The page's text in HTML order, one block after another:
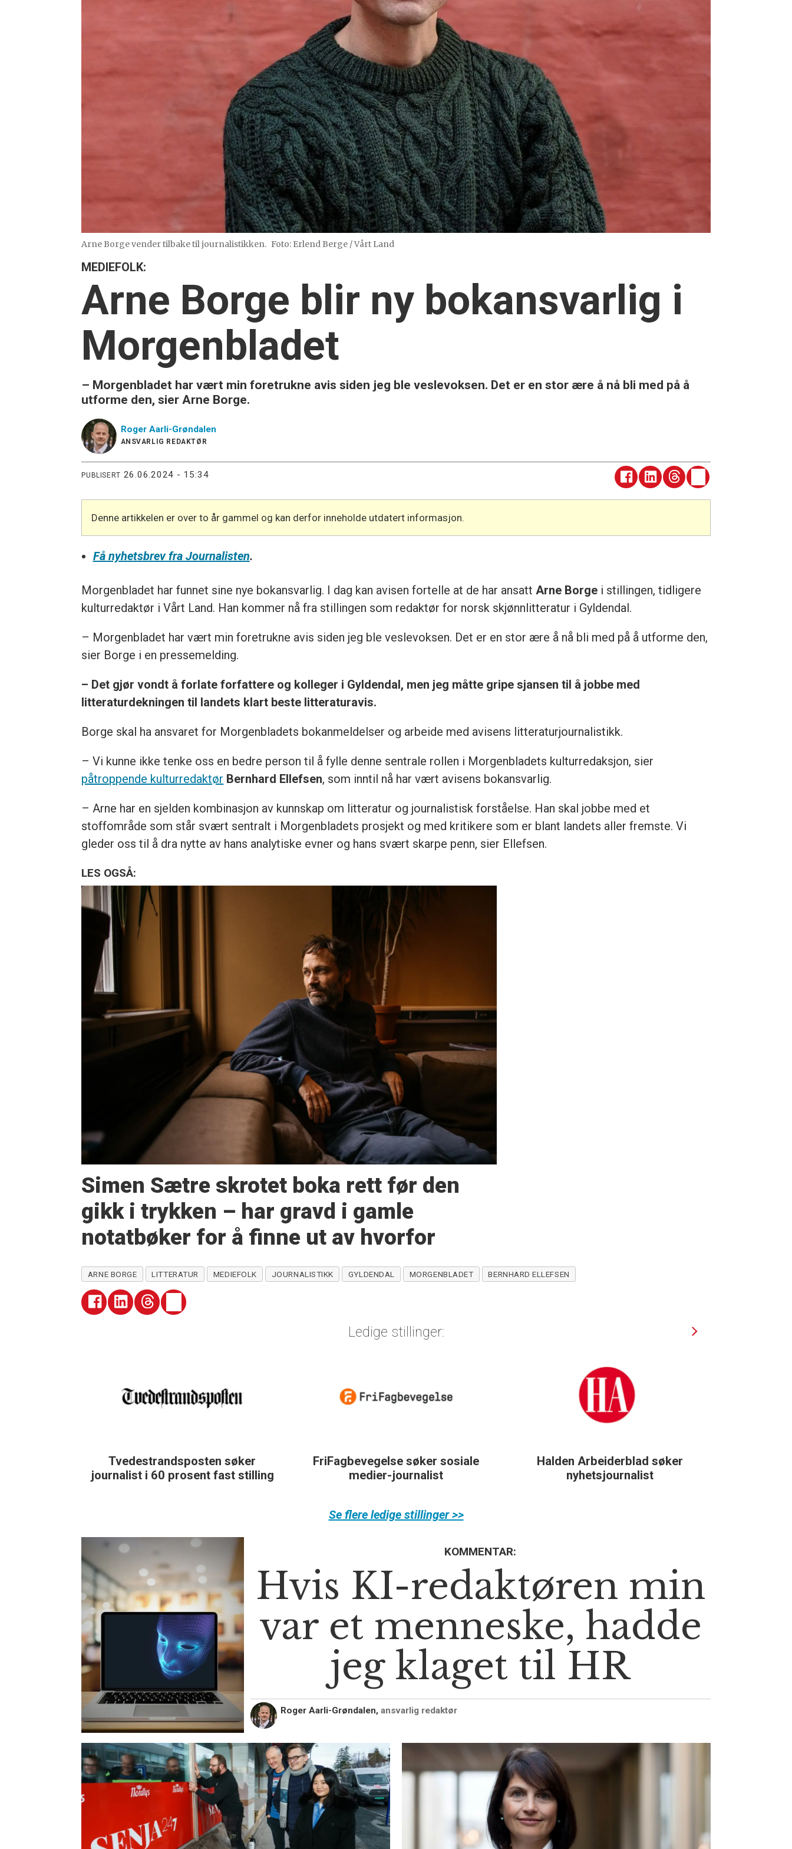
Arne Borge vender tilbake til journalistikken. Foto: Erlend Berge / Vårt Land
MEDIEFOLK:
Arne Borge blir ny bokansvarlig i
Morgenbladet
– Morgenbladet har vært min foretrukne avis siden jeg ble veslevoksen. Det er en stor ære å nå bli med på å
utforme den, sier Arne Borge.
Roger Aarli-Grøndalen
ANSVARLIG REDAKTØR
PUBLISERT 26.06.2024 - 15:34
Denne artikkelen er over to år gammel og kan derfor inneholde utdatert informasjon.
Få nyhetsbrev fra Journalisten.
Morgenbladet har funnet sine nye bokansvarlig. I dag kan avisen fortelle at de har ansattArne Borge i stillingen, tidligere
kulturredaktør i Vårt Land. Han kommer nå fra stillingen som redaktør for norsk skjønnlitteratur i Gyldendal.
– Morgenbladet har vært min foretrukne avis siden jeg ble veslevoksen. Det er en stor ære å nå bli med på å utforme den,
sier Borge i en pressemelding.
– Det gjør vondt å forlate forfattere og kolleger i Gyldendal, men jeg måtte gripe sjansen til å jobbe med
litteraturdekningen til landets klart beste litteraturavis.
Borge skal ha ansvaret for Morgenbladets bokanmeldelser og arbeide med avisens litteraturjournalistikk.
– Vi kunne ikke tenke oss en bedre person til å fylle denne sentrale rollen i Morgenbladets kulturredaksjon, sier
påtroppende kulturredaktør Bernhard Ellefsen, som inntil nå har vært avisens bokansvarlig.
– Arne har en sjelden kombinasjon av kunnskap om litteratur og journalistisk forståelse. Han skal jobbe med et
stoffområde som står svært sentralt i Morgenbladets prosjekt og med kritikere som er blant landets aller fremste. Vi
gleder oss til å dra nytte av hans analytiske evner og hans svært skarpe penn, sier Ellefsen.
LES OGSÅ:
Simen Sætre skrotet boka rett før den
gikk i trykken – har gravd i gamle
notatbøker for å finne ut av hvorfor
ARNE BORGE LITTERATUR MEDIEFOLK JOURNALISTIKK GYLDENDAL MORGENBLADET BERNHARD ELLEFSEN
Ledige stillinger:
Tvedestrandsposten søker
journalist i 60 prosent fast stilling
FriFagbevegelse søker sosiale
medier-journalist
Halden Arbeiderblad søker
nyhetsjournalist
Se flere ledige stillinger >>
KOMMENTAR:
Hvis KI-redaktøren min
var et menneske, hadde
jeg klaget til HR
Roger Aarli-Grøndalen, ansvarlig redaktør